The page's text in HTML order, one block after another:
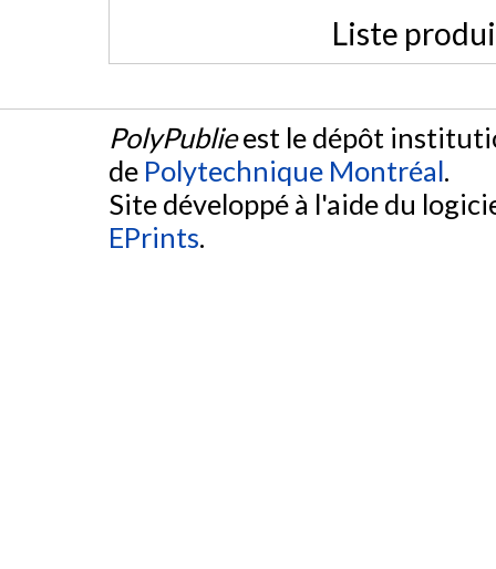
Liste
PolyPublieest le dépôt
de Polytechnique Montréal.
Site développé à l'aide du
EPrints.